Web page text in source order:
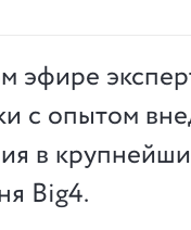
эфире
с опытом
в
Big4.